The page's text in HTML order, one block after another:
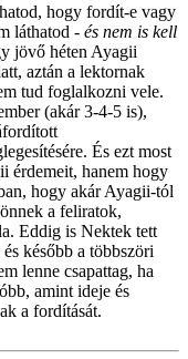
hogy fordít-e vagy
láthatod - és nem is kell
jövő héten Ayagii
aztán a lektornak
tud foglalkozni vele.
(akár 3-4-5 is),
És ezt most
érdemeit, hanem hogy
hogy akár Ayagii-tól
a feliratok,
Eddig is Nektek tett
később a többszöri
lenne csapattag, ha
amint ideje és
a fordítását.